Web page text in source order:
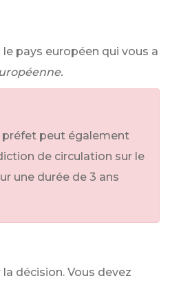
pays européen qui vous a
préfet peut également
de circulation sur le
une durée de 3 ans
décision. Vous devez